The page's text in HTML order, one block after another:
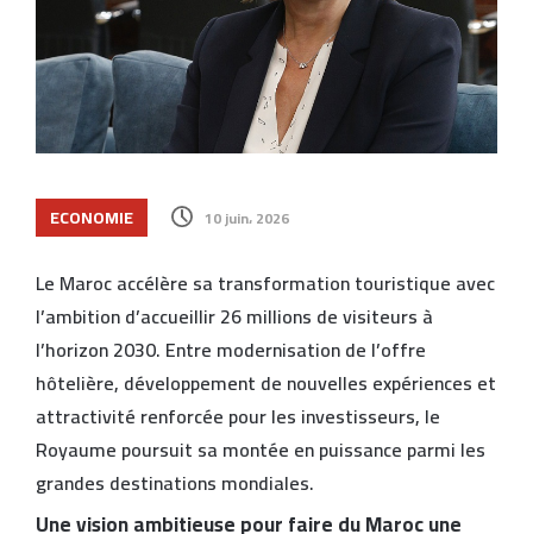
ECONOMIE 10 juin، 2026
Le Maroc accélère sa transformation touristique avec
l’ambition d’accueillir 26 millions de visiteurs à
l’horizon 2030. Entre modernisation de l’offre
hôtelière, développement de nouvelles expériences et
attractivité renforcée pour les investisseurs, le
Royaume poursuit sa montée en puissance parmi les
grandes destinations mondiales.
Une vision ambitieuse pour faire du Maroc une